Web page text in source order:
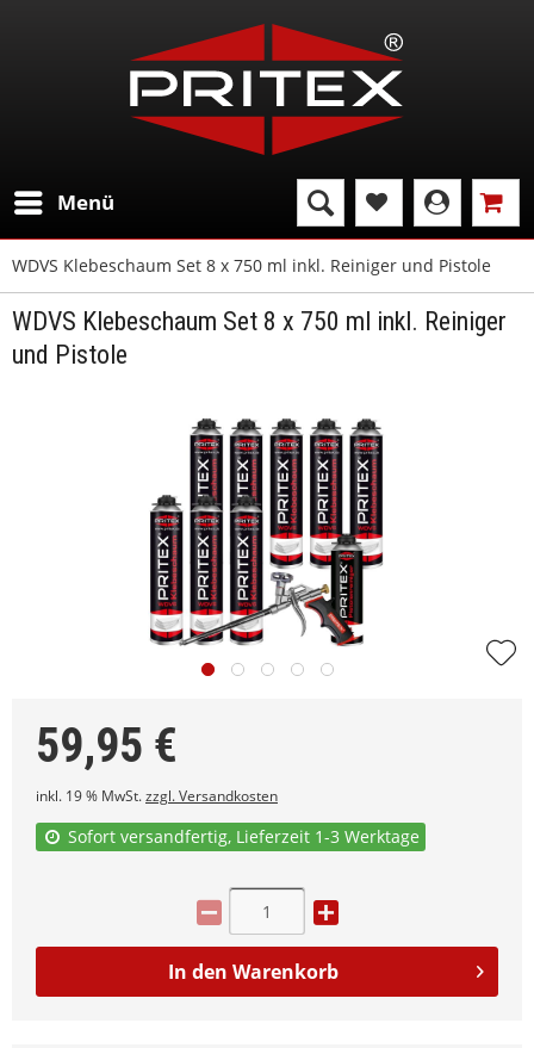
Menü
WDVS Klebeschaum Set 8 x 750 ml inkl. Reiniger und Pistole
WDVS Klebeschaum Set 8 x 750 ml inkl. Reiniger
und Pistole
59,95 €
inkl. 19 % MwSt.zzgl. Versandkosten
Sofort versandfertig, Lieferzeit 1-3 Werktage
In den Warenkorb